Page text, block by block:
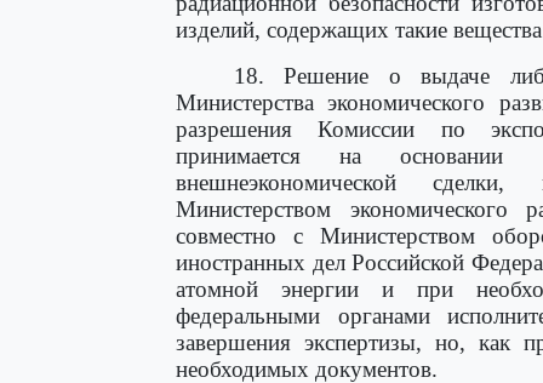
изделий, содержащих такие
18. Решение о выдаче
Министерства экономического
разрешения Комиссии по
принимается на основании
внешнеэкономической
Министерством экономического
совместно с Министерством
иностранных дел Российской
атомной энергии и при
федеральными органами
завершения экспертизы, но, как
необходимых документов.